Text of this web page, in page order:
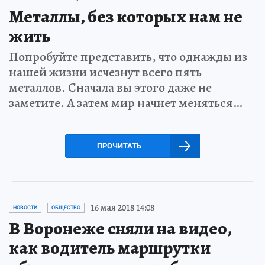
Металлы, без которых нам не
жить
Попробуйте представить, что однажды из
нашей жизни исчезнут всего пять
металлов. Сначала вы этого даже не
заметите. А затем мир начнет меняться…
ПРОЧИТАТЬ
НОВОСТИ ОБЩЕСТВО 16 мая 2018 14:08
В Воронеже сняли на видео,
как водитель маршрутки